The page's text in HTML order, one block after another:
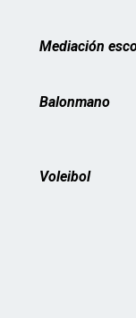
Mediación
Balonmano
Voleibol